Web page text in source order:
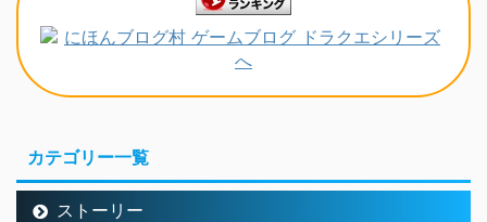
カテゴリー一覧
ストーリー